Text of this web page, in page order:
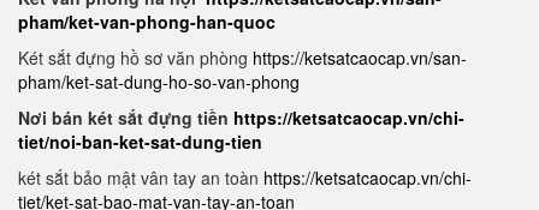
pham/ket-van-phong-han-quoc
Két sắt đựng hồ sơ văn phòng https://ketsatcaocap.vn/san-
pham/ket-sat-dung-ho-so-van-phong
Nơi bán két sắt đựng tiền https://ketsatcaocap.vn/chi-
tiet/noi-ban-ket-sat-dung-tien
két sắt bảo mật vân tay an toàn https://ketsatcaocap.vn/chi-
tiet/ket-sat-bao-mat-van-tay-an-toan